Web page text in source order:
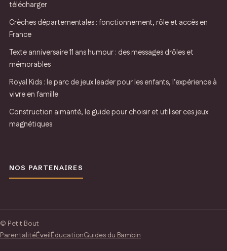
télécharger
Crèches départementales : fonctionnement, rôle et accès en
France
Texte anniversaire 11 ans humour : des messages drôles et
mémorables
Royal Kids : le parc de jeux leader pour les enfants, l’expérience à
vivre en famille
Construction aimanté, le guide pour choisir et utiliser ces jeux
magnétiques
NOS PARTENAIRES
© Petit Bout
ParentalitéÉveilÉducationGuides du Bambin